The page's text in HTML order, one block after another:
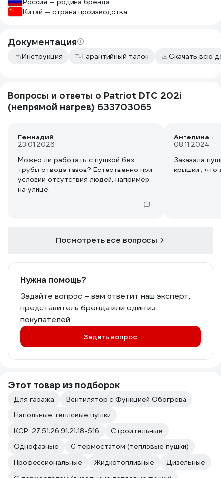
Россия — родина бренда
Китай — страна производства
Документация
Инструкция Гарантийный талон Скачать всю
Вопросы и ответы о Patriot DTC 202i
(непрямой нагрев) 633703065
Геннадий
23.01.2026
Можно ли работать с пушкой без
трубы отвода газов? Естественно при
условии отсутствия людей, например
на улице.
Ангелина .
08.11.2024
Заказала
крышки , что
Посмотреть все вопросы
Нужна помощь?
Задайте вопрос – вам ответит наш эксперт,
представитель бренда или один из
покупателей
Задать вопрос
Этот товар из подборок
Для гаража
Вентилятор с Функцией Обогрева
Напольные тепловые пушки
КСР: 27.51.26.91.21.18-516
Строительные
Однофазные
С термостатом (тепловые пушки)
Профессиональные
Жидкотопливные
Дизельные